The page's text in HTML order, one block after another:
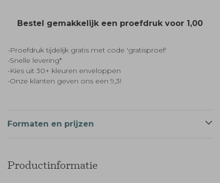
Bestel gemakkelijk een proefdruk voor 1,00
-Proefdruk tijdelijk gratis met code 'gratisproef'
-Snelle levering*
-Kies uit 30+ kleuren enveloppen
-Onze klanten geven ons een 9,3!
Formaten en prijzen
Productinformatie